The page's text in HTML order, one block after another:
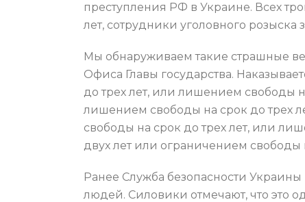
преступления РФ в Украине. Всех
лет, сотрудники уголовного розыска
Мы обнаруживаем такие страшные
Офиса Главы государства.
до трех лет, или лишением свободы
лишением свободы на срок до трех
свободы на срок до трех лет, или
двух лет или ограничением свободы
Ранее Служба безопасности
людей. Силовики отмечают, что это